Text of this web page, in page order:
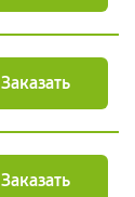
Заказать
Заказать